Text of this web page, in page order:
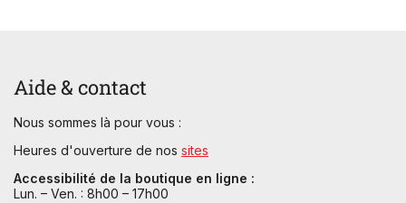
Aide & contact
Nous sommes là pour vous :
Heures d'ouverture de nos sites
Accessibilité de la boutique en ligne :
Lun. – Ven. : 8h00 – 17h00